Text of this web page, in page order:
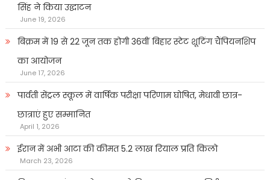
सिंह ने किया उद्घाटन
June 19, 2026
बिक्रम में 19 से 22 जून तक होगी 36वीं बिहार स्टेट शूटिंग चैंपियनशिप
का आयोजन
June 17, 2026
पार्वती सेंट्रल स्कूल में वार्षिक परीक्षा परिणाम घोषित, मेधावी छात्र-
छात्राएं हुए सम्मानित
April 1, 2026
ईरान में अभी आटा की कीमत 5.2 लाख रियाल प्रति किलो
March 23, 2026